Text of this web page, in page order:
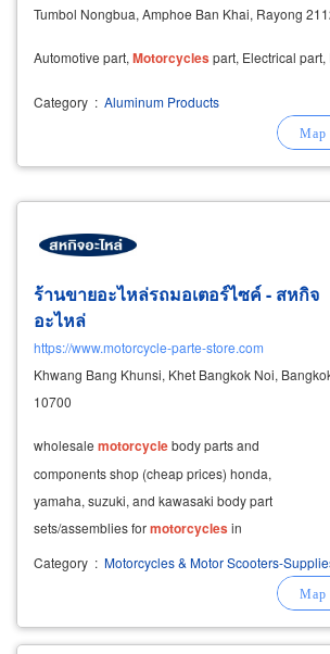
Tumbol Nongbua, Amphoe Ban Khai, Rayong
Automotive part, Motorcyclespart, Electrical
Category : Aluminum Products
ร้านขายอะไหล่รถมอเตอร์ไซค์ - สหกิจ
อะไหล่
https://www.motorcycle-parte-store.com
Khwang Bang Khunsi, Khet Bangkok Noi,
10700
wholesale motorcyclebody parts and
components shop (cheap prices) honda,
yamaha, suzuki, and kawasaki body part
sets/assemblies formotorcyclesin
charansanitwong handlebar/brake controls:
steering stem, brake lever, handlebar holder
Category : Motorcycles & Motor Scooters-